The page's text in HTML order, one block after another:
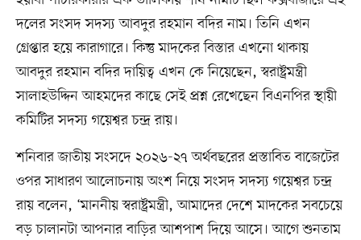
দলের সংসদ সদস্য আবদুর রহমান বদির নাম। তিনি এখন
গ্রেপ্তার হয়ে কারাগারে। কিন্তু মাদকের বিস্তার এখনো থাকায়
আবদুর রহমান বদির দায়িত্ব এখন কে নিয়েছেন, স্বরাষ্ট্রমন্ত্রী
সালাহউদ্দিন আহমদের কাছে সেই প্রশ্ন রেখেছেন বিএনপির স্থায়ী
কমিটির সদস্য গয়েশ্বর চন্দ্র রায়।
শনিবার জাতীয় সংসদে ২০২৬-২৭ অর্থবছরের প্রস্তাবিত বাজেটের
ওপর সাধারণ আলোচনায় অংশ নিয়ে সংসদ সদস্য গয়েশ্বর চন্দ্র
রায় বলেন, ‘মাননীয় স্বরাষ্ট্রমন্ত্রী, আমাদের দেশে মাদকের সবচেয়ে
বড় চালানটা আপনার বাড়ির আশপাশ দিয়ে আসে। আগে শুনতাম